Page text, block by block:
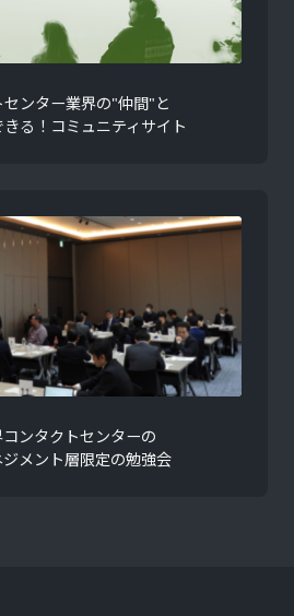
センター業界の"仲間"と
る！コミュニティサイト
ンタクトセンターの
メント層限定の勉強会